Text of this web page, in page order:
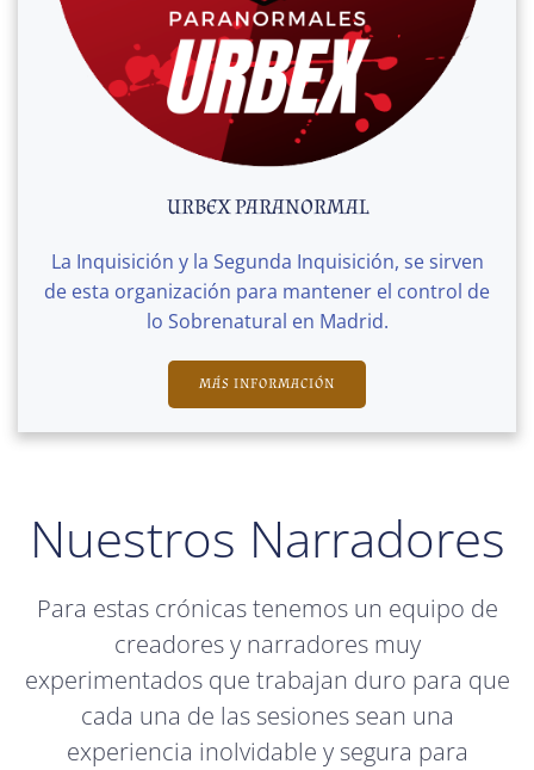
URBEX PARANORMAL
La Inquisición y la Segunda Inquisición, se sirven
de esta organización para mantener el control de
lo Sobrenatural en Madrid.
MÁS INFORMACIÓN
Nuestros Narradores
Para estas crónicas tenemos un equipo de
creadores y narradores muy
experimentados que trabajan duro para que
cada una de las sesiones sean una
experiencia inolvidable y segura para